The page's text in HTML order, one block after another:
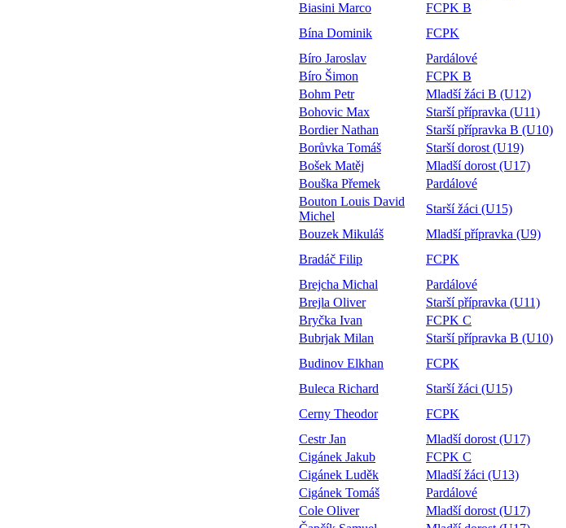
Biasini Marco
FCPK B
Bína Dominik
FCPK
Bíro Jaroslav
Pardálové
Bíro Šimon
FCPK B
Bohm Petr
Mladší žáci B (U12)
Bohovic Max
Starší přípravka (U11)
Bordier Nathan
Starší přípravka B (U10)
Borůvka Tomáš
Starší dorost (U19)
Bošek Matěj
Mladší dorost (U17)
Bouška Přemek
Pardálové
Bouton Louis David
Michel
Starší žáci (U15)
Bouzek Mikuláš
Mladší přípravka (U9)
Bradáč Filip
FCPK
Brejcha Michal
Pardálové
Brejla Oliver
Starší přípravka (U11)
Bryčka Ivan
FCPK C
Bubrjak Milan
Starší přípravka B (U10)
Budinov Elkhan
FCPK
Buleca Richard
Starší žáci (U15)
Cerny Theodor
FCPK
Cestr Jan
Mladší dorost (U17)
Cigánek Jakub
FCPK C
Cigánek Luděk
Mladší žáci (U13)
Cigánek Tomáš
Pardálové
Cole Oliver
Mladší dorost (U17)